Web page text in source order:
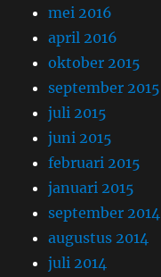
mei 2016
april 2016
oktober 2015
september 2015
juli 2015
juni 2015
februari 2015
januari 2015
september 2014
augustus 2014
juli 2014